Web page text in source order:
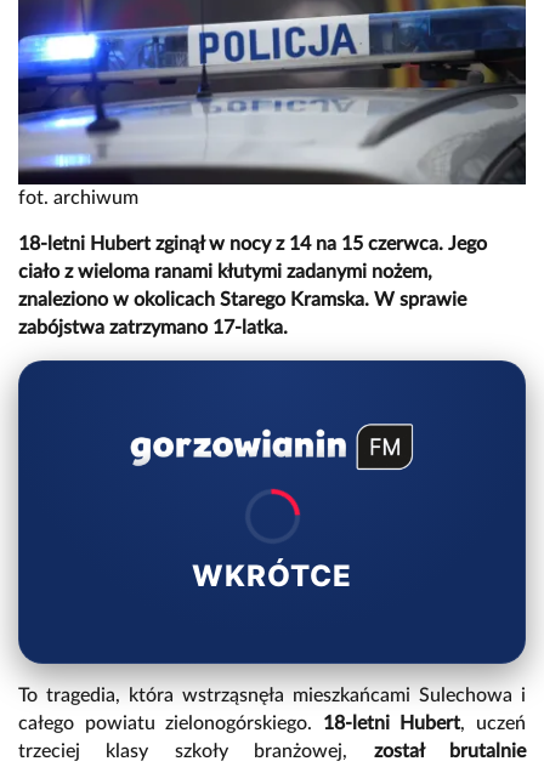
fot. archiwum
18-letni Hubert zginął w nocy z 14 na 15 czerwca. Jego
ciało z wieloma ranami kłutymi zadanymi nożem,
znaleziono w okolicach Starego Kramska. W sprawie
zabójstwa zatrzymano 17-latka.
WKRÓTCE
To tragedia, która wstrząsnęła mieszkańcami Sulechowa i
całego powiatu zielonogórskiego. 18-letni Hubert, uczeń
trzeciej klasy szkoły branżowej, został brutalnie